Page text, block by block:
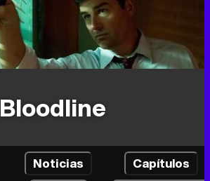
Bloodline
Noticias
Capítulos